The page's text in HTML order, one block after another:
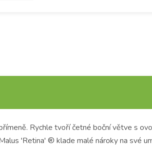
Rychle tvoří četné boční větve s
'Retina' ® klade malé nároky na své